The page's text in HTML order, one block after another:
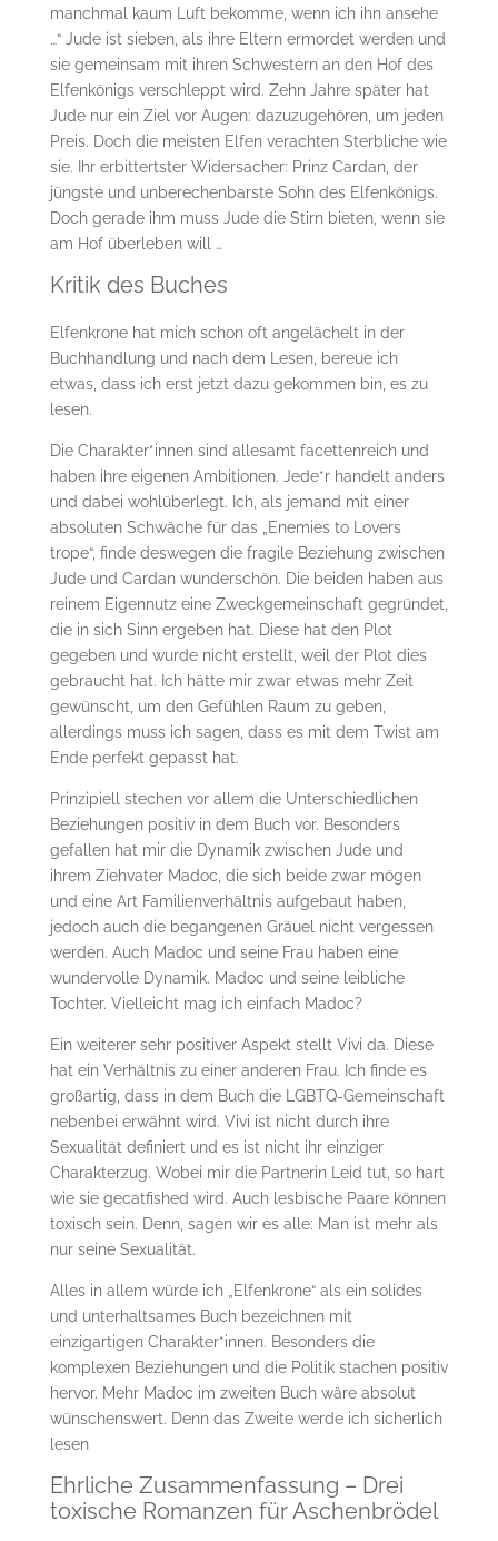
manchmal kaum Luft bekomme, wenn ich ihn ansehe
…“ Jude ist sieben, als ihre Eltern ermordet werden und
sie gemeinsam mit ihren Schwestern an den Hof des
Elfenkönigs verschleppt wird. Zehn Jahre später hat
Jude nur ein Ziel vor Augen: dazuzugehören, um jeden
Preis. Doch die meisten Elfen verachten Sterbliche wie
sie. Ihr erbittertster Widersacher: Prinz Cardan, der
jüngste und unberechenbarste Sohn des Elfenkönigs.
Doch gerade ihm muss Jude die Stirn bieten, wenn sie
am Hof überleben will …
Kritik des Buches
Elfenkrone hat mich schon oft angelächelt in der
Buchhandlung und nach dem Lesen, bereue ich
etwas, dass ich erst jetzt dazu gekommen bin, es zu
lesen.
Die Charakter*innen sind allesamt facettenreich und
haben ihre eigenen Ambitionen. Jede*r handelt anders
und dabei wohlüberlegt. Ich, als jemand mit einer
absoluten Schwäche für das „Enemies to Lovers
trope“, finde deswegen die fragile Beziehung zwischen
Jude und Cardan wunderschön. Die beiden haben aus
reinem Eigennutz eine Zweckgemeinschaft gegründet,
die in sich Sinn ergeben hat. Diese hat den Plot
gegeben und wurde nicht erstellt, weil der Plot dies
gebraucht hat. Ich hätte mir zwar etwas mehr Zeit
gewünscht, um den Gefühlen Raum zu geben,
allerdings muss ich sagen, dass es mit dem Twist am
Ende perfekt gepasst hat.
Prinzipiell stechen vor allem die Unterschiedlichen
Beziehungen positiv in dem Buch vor. Besonders
gefallen hat mir die Dynamik zwischen Jude und
ihrem Ziehvater Madoc, die sich beide zwar mögen
und eine Art Familienverhältnis aufgebaut haben,
jedoch auch die begangenen Gräuel nicht vergessen
werden. Auch Madoc und seine Frau haben eine
wundervolle Dynamik. Madoc und seine leibliche
Tochter. Vielleicht mag ich einfach Madoc?
Ein weiterer sehr positiver Aspekt stellt Vivi da. Diese
hat ein Verhältnis zu einer anderen Frau. Ich finde es
großartig, dass in dem Buch die LGBTQ-Gemeinschaft
nebenbei erwähnt wird. Vivi ist nicht durch ihre
Sexualität definiert und es ist nicht ihr einziger
Charakterzug. Wobei mir die Partnerin Leid tut, so hart
wie sie gecatfished wird. Auch lesbische Paare können
toxisch sein. Denn, sagen wir es alle: Man ist mehr als
nur seine Sexualität.
Alles in allem würde ich „Elfenkrone“ als ein solides
und unterhaltsames Buch bezeichnen mit
einzigartigen Charakter*innen. Besonders die
komplexen Beziehungen und die Politik stachen positiv
hervor. Mehr Madoc im zweiten Buch wäre absolut
wünschenswert. Denn das Zweite werde ich sicherlich
lesen
Ehrliche Zusammenfassung – Drei
toxische Romanzen für Aschenbrödel